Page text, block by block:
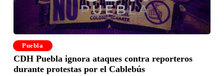
Puebla
CDH Puebla ignora ataques contra reporteros
durante protestas por el Cablebús